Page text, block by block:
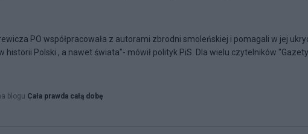
PO współpracowała z autorami zbrodni smoleńskiej i pomagali w jej
historii Polski , a nawet świata"- mówił polityk PiS. Dla wielu czytelników "Gazety
blogu Cała prawda całą dobę